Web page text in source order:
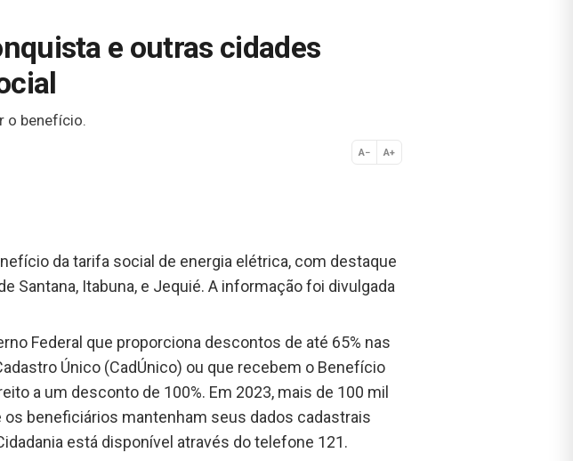
e outras cidades
o benefício.
A− A+
Normal
da tarifa social de energia elétrica, com destaque
Santana, Itabuna, e Jequié. A informação foi divulgada
Federal que proporciona descontos de até 65% nas
Único (CadÚnico) ou que recebem o Benefício
a um desconto de 100%. Em 2023, mais de 100 mil
beneficiários mantenham seus dados cadastrais
está disponível através do telefone 121.